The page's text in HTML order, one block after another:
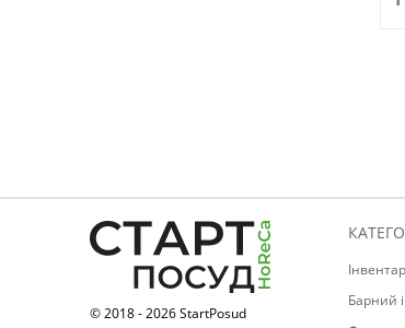
© 2018 - 2026 StartPosud
Барний